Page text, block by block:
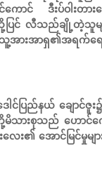
ဒီးပ်ဝါးတား
ြင် လီသည်ချို့တဲ့သူမျ
သူ့အားအာရှ၏အရက်ရ
ြည်နယ် ချောင်ဇူး
တို့မိသားစုသည် ဟောင်
၏ အောင်မြင်မှုမျာ